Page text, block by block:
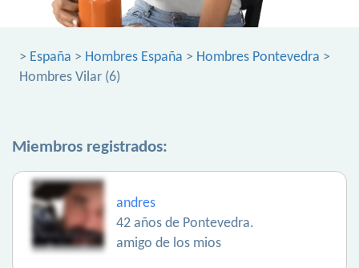
> España > Hombres España > Hombres Pontevedra >
Hombres Vilar (6)
Miembros registrados:
andres
42 años de Pontevedra.
amigo de los mios